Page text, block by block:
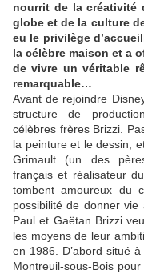
nourrit de la créativité
globe et de la culture
eu le privilège
la célèbre maison et a
de vivre un véritable
remarquable…
Avant de rejoindre
structure de
célèbres frères Brizzi.
la peinture et le dessin,
Grimault (un des
français et réalisateur
tombent amoureux du
possibilité de donner vie
Paul et Gaëtan Brizzi
les moyens de leur
en 1986. D’abord situé
Montreuil-sous-Bois